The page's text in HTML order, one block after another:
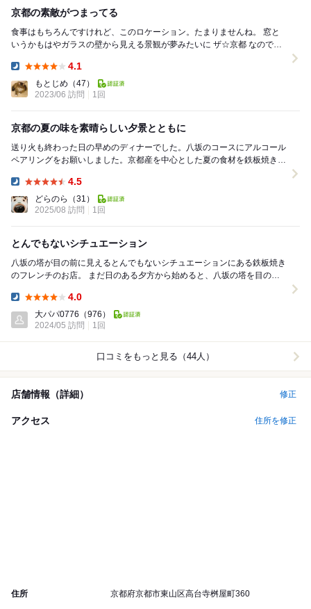
京都の素敵がつまってる
食事はもちろんですけれど、このロケーション。たまりませんね。 窓と
いうかもはやガラスの壁から見える景観が夢みたいに ザ☆京都 なので
4.1
もとじめ （47）
2023/06 訪問
1回
京都の夏の味を素晴らしい夕景とともに
送り火も終わった日の早めのディナーでした。八坂のコースにアルコール
ペアリングをお願いしました。京都産を中心とした夏の食材を鉄板焼きと
4.5
どらのら
（31）
2025/08 訪問
1回
とんでもないシチュエーション
八坂の塔が目の前に見えるとんでもないシチュエーションにある鉄板焼き
のフレンチのお店。 まだ日のある夕方から始めると、八坂の塔を目の前
4.0
大パパ0776 （976）
2024/05 訪問
1回
口コミをもっと見る（44人）
店舗情報（詳細） 修正
アクセス 住所を修正
住所 京都府京都市東山区高台寺桝屋町360